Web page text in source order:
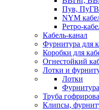
Пув, ПуГВ
NYM
Ретро-
Кабель-канал
Фурнитура для
Коробки для
Огнестойкий
Лотки и
Лотки
Фурнитура
Труба
Клипсы,